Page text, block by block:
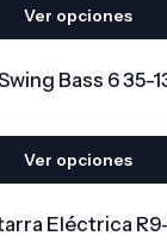
Ver opciones
Bass 6 35-
Ver opciones
Eléctrica